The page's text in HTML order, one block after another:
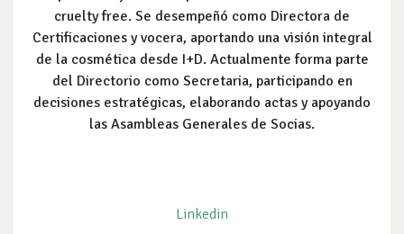
cruelty free. Se desempeñó como Directora de
Certificaciones y vocera, aportando una visión integral
de la cosmética desde I+D. Actualmente forma parte
del Directorio como Secretaria, participando en
decisiones estratégicas, elaborando actas y apoyando
las Asambleas Generales de Socias.
Linkedin